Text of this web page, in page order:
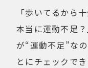
「歩いてるから
本当に運動不足
が“運動不足”な
とにチェックで